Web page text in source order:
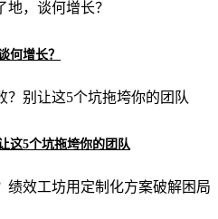
何增长？
这5个坑拖垮你的团队